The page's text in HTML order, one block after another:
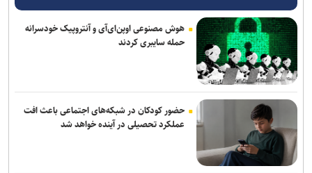
هوش مصنوعی اوپن‌ای‌آی و آنتروپیک خودسرانه
حمله سایبری کردند
حضور کودکان در شبکه‌های اجتماعی باعث افت
عملکرد تحصیلی در آینده خواهد شد